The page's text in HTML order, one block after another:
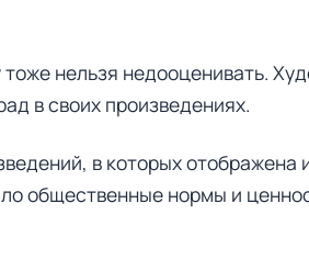
нельзя недооценивать.
в своих произведениях.
в которых отображена
общественные нормы и